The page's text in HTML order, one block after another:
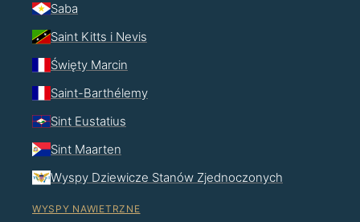
Saba
Saint Kitts i Nevis
Święty Marcin
Saint-Barthélemy
Sint Eustatius
Sint Maarten
Wyspy Dziewicze Stanów Zjednoczonych
WYSPY NAWIETRZNE